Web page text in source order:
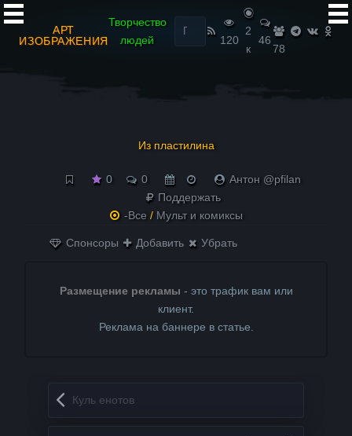
АРТ
ИЗОБРАЖЕНИЯ
Творчество
людей
Найти:
120
2
к
46
78
Из пластилина
0 0
Антон @pfilan
Поддержать
-Все / Мульт и комиксы
Спонсоры Добавить Убрать
Размещение рекламы - это трафик вам или
клиент.
Реклама на баннере в статье.
Запись навигация
Куль енотов